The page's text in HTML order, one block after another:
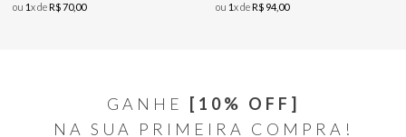
ou 1x deR$70,00
ou 1x deR$ 94 00
GANHE
[10% OFF]
NA SUA PRIMEIRA COMPRA!